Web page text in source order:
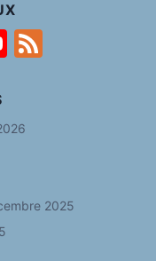
Y
T
e
2025